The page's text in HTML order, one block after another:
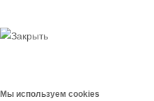
Мы используем cookies